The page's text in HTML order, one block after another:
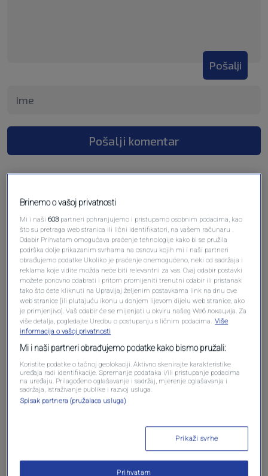
Pošalji
Pošalji komentar
Oglas
Brinemo o vašoj privatnosti
Mi i naši603 partneri pohranjujemo i pristupamo osobnim podacima, kao
što su pretraga web stranica ili lični identifikatori, na vašem računaru .
Odabir Prihvatam omogućava praćenje tehnologije kako bi se pružila
podrška dolje prikazanim svrhama na osnovu kojih mi i naši partneri
obrađujemo podatke Ukoliko je praćenje onemogućeno, neki od sadržaja i
reklama koje vidite možda neće biti relevantni za vas. Ovaj odabir postavki
možete ponovno odabrati i pritom promijeniti trenutni odabir ili pristanak
tako što ćete kliknuti na Upravljaj željenim postavkama link na dnu ove
web stranice [ili plutajuću ikonu u donjem lijevom dijelu web stranice, ako
je primjenjivo]. Vaš odabir će se mijenjati u okviru našeg Wеб локација. Za
više detalja, pogledajte Uredbu o postupanju s ličnim podacima. Više
informacija o vašoj privatnosti
Mi i naši partneri obrađujemo podatke kako bismo pružali:
Koristite podatke o tačnoj geolokaciji. Aktivno skenirajte karakteristike
uređaja radi identifikacije. Spremanje podataka i/ili pristupanje podacima
na uređaju. Prilagođeno oglašavanje i sadržaj, mjerenje oglašavanja i
sadržaja, istraživanje publike i razvoj usluga.
Spisak partnera (pružalaca usluga)
Prikaži svrhe
Prihvatam